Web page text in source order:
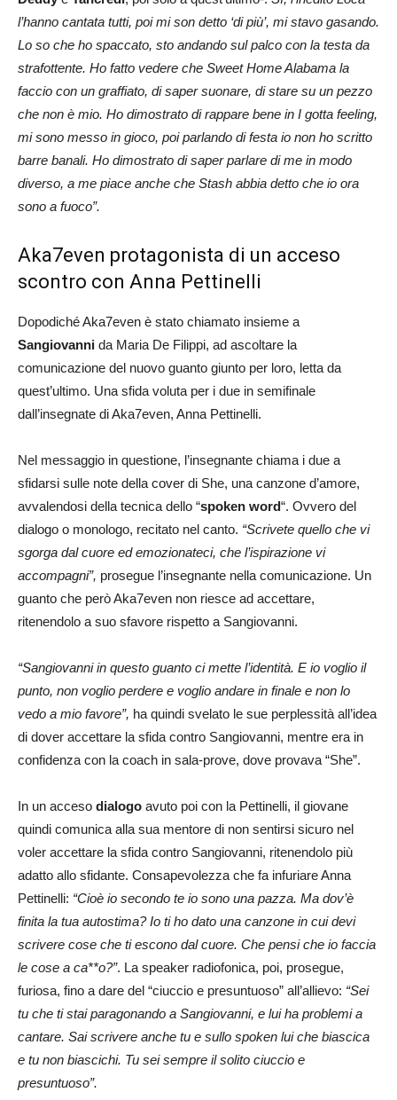
l’hanno cantata tutti, poi mi son detto ‘di più’, mi stavo gasando.
Lo so che ho spaccato, sto andando sul palco con la testa da
strafottente. Ho fatto vedere che Sweet Home Alabama la
faccio con un graffiato, di saper suonare, di stare su un pezzo
che non è mio. Ho dimostrato di rappare bene in I gotta feeling,
mi sono messo in gioco, poi parlando di festa io non ho scritto
barre banali. Ho dimostrato di saper parlare di me in modo
diverso, a me piace anche che Stash abbia detto che io ora
sono a fuoco”.
Aka7even protagonista di un acceso
scontro con Anna Pettinelli
Dopodiché Aka7even è stato chiamato insieme a
Sangiovanni da Maria De Filippi, ad ascoltare la
comunicazione del nuovo guanto giunto per loro, letta da
quest’ultimo. Una sfida voluta per i due in semifinale
dall’insegnate di Aka7even, Anna Pettinelli.
Nel messaggio in questione, l’insegnante chiama i due a
sfidarsi sulle note della cover di She, una canzone d’amore,
avvalendosi della tecnica dello “spoken word“. Ovvero del
dialogo o monologo, recitato nel canto. “Scrivete quello che vi
sgorga dal cuore ed emozionateci, che l’ispirazione vi
accompagni”, prosegue l’insegnante nella comunicazione. Un
guanto che però Aka7even non riesce ad accettare,
ritenendolo a suo sfavore rispetto a Sangiovanni.
“Sangiovanni in questo guanto ci mette l’identità. E io voglio il
punto, non voglio perdere e voglio andare in finale e non lo
vedo a mio favore”, ha quindi svelato le sue perplessità all’idea
di dover accettare la sfida contro Sangiovanni, mentre era in
confidenza con la coach in sala-prove, dove provava “She”.
In un acceso dialogo avuto poi con la Pettinelli, il giovane
quindi comunica alla sua mentore di non sentirsi sicuro nel
voler accettare la sfida contro Sangiovanni, ritenendolo più
adatto allo sfidante. Consapevolezza che fa infuriare Anna
Pettinelli: “Cioè io secondo te io sono una pazza. Ma dov’è
finita la tua autostima? Io ti ho dato una canzone in cui devi
scrivere cose che ti escono dal cuore. Che pensi che io faccia
le cose a ca**o?”. La speaker radiofonica, poi, prosegue,
furiosa, fino a dare del “ciuccio e presuntuoso” all’allievo: “Sei
tu che ti stai paragonando a Sangiovanni, e lui ha problemi a
cantare. Sai scrivere anche tu e sullo spoken lui che biascica
e tu non biascichi. Tu sei sempre il solito ciuccio e
presuntuoso”.